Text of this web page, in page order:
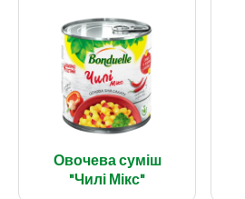
Овочева суміш
"Чилі Мікс"